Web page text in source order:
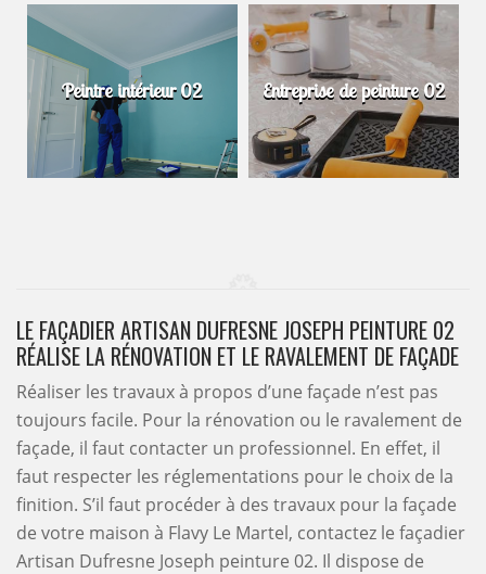
Peintre intérieur 02 Entreprise de peinture 02
LE FAÇADIER ARTISAN DUFRESNE JOSEPH PEINTURE 02
RÉALISE LA RÉNOVATION ET LE RAVALEMENT DE FAÇADE
Réaliser les travaux à propos d’une façade n’est pas
toujours facile. Pour la rénovation ou le ravalement de
façade, il faut contacter un professionnel. En effet, il
faut respecter les réglementations pour le choix de la
finition. S’il faut procéder à des travaux pour la façade
de votre maison à Flavy Le Martel, contactez le façadier
Artisan Dufresne Joseph peinture 02. Il dispose de